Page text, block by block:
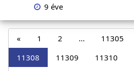
9 éve
« 1 2 ... 11305
11308
11309 11310